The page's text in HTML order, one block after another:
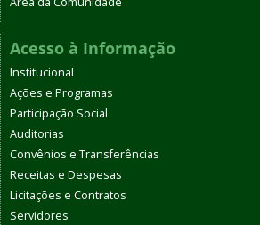
Acesso à Informação
Institucional
Ações e Programas
Participação Social
Auditorias
Convênios e Transferências
Receitas e Despesas
Licitações e Contratos
Servidores